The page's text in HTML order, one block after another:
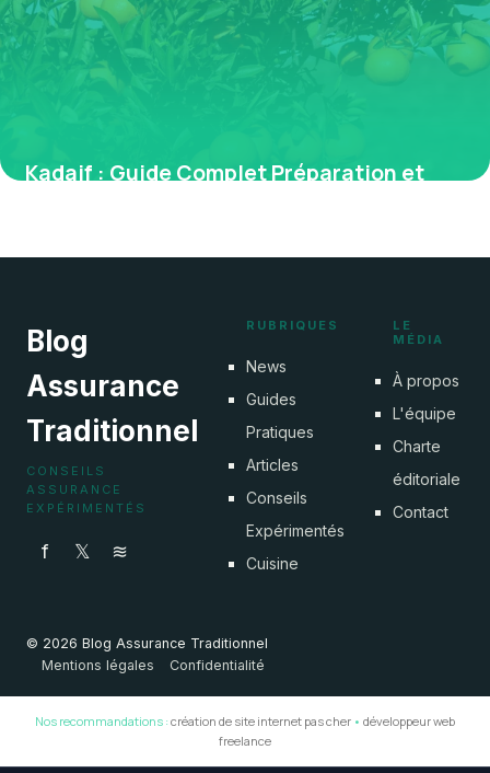
Kadaif : Guide Complet Préparation et
Blog
Assurance
Traditionnel
CONSEILS
ASSURANCE
EXPÉRIMENTÉS
f 𝕏 ≋
RUBRIQUES
News
Guides
Pratiques
Articles
Conseils
Expérimentés
Cuisine
LE
MÉDIA
À propos
L'équipe
Charte
éditoriale
Contact
© 2026 Blog Assurance Traditionnel
Mentions légales
Confidentialité
Nos recommandations : création de site internet pas cher • développeur web
freelance